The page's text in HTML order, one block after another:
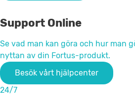
Support Online
Se vad man kan göra och hur man
nyttan av din Fortus-produkt.
Besök vårt hjälpcenter
24/7